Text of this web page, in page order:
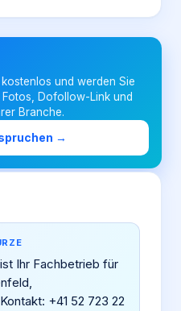
und werden Sie
Dofollow-Link und
Branche.
→
Ihr Fachbetrieb für
+41 52 723 22